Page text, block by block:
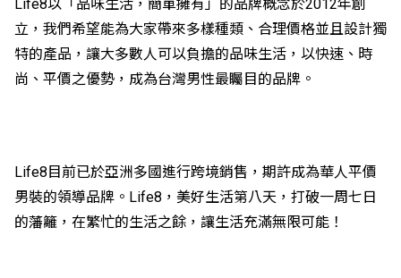
Life8以「品味生活，簡單擁有」的品牌概念於2012年創
立，我們希望能為大家帶來多樣種類、合理價格並且設計獨
特的產品，讓大多數人可以負擔的品味生活，以快速、時
尚、平價之優勢，成為台灣男性最矚目的品牌。
Life8目前已於亞洲多國進行跨境銷售，期許成為華人平價
男裝的領導品牌。Life8，美好生活第八天，打破一周七日
的藩籬，在繁忙的生活之餘，讓生活充滿無限可能！